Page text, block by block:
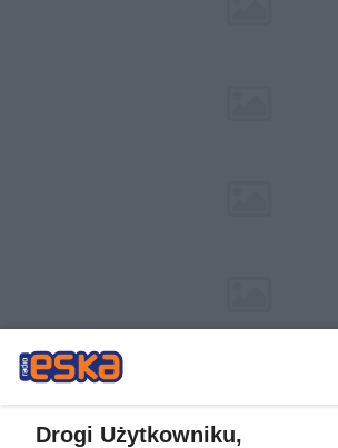
Drogi Użytkowniku,